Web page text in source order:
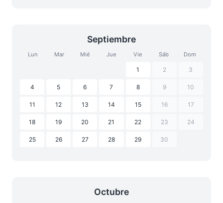
Septiembre
Lun Mar Mié Jue Vie Sáb Dom
1 2 3
4 5 6 7 8 9 10
11 12 13 14 15 16 17
18 19 20 21 22 23 24
25 26 27 28 29 30
Octubre